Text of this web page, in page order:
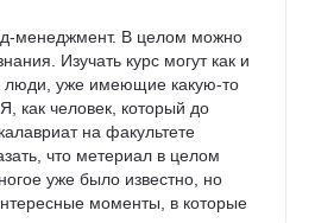
что курс остается не
времени, и я всегда могу
Сама структура
и я всегда знаю, где какую
но
силы:)
менеджмент. В целом можно
Изучать курс могут как и
люди, уже имеющие какую-то
как человек, который до
на факультете
что метериал в целом
уже было известно, но
моменты, в которые